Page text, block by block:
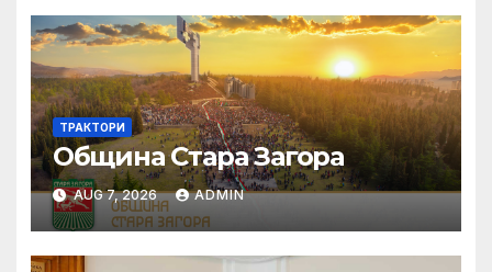
ТРАКТОРИ
Община Стара Загора
AUG 7, 2026 ADMIN